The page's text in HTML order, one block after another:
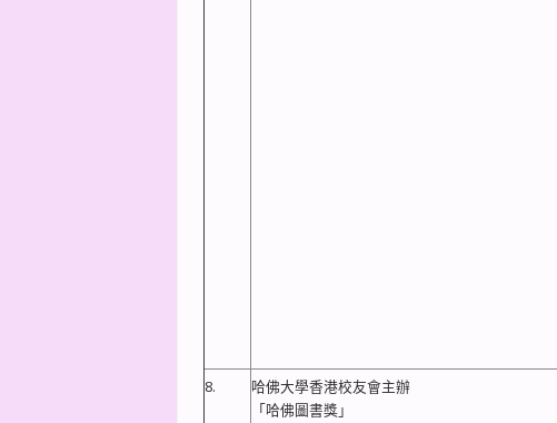
8.
哈佛大學香港校友會主辦
「哈佛圖書獎」